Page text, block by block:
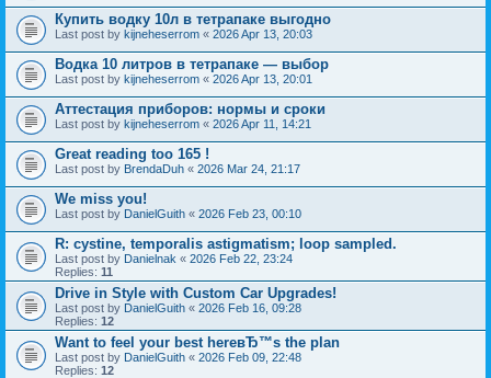
Купить водку 10л в тетрапаке выгодно
Last post by kijneheserrom « 2026 Apr 13, 20:03
Водка 10 литров в тетрапаке — выбор
Last post by kijneheserrom « 2026 Apr 13, 20:01
Аттестация приборов: нормы и сроки
Last post by kijneheserrom « 2026 Apr 11, 14:21
Great reading too 165 !
Last post by BrendaDuh « 2026 Mar 24, 21:17
We miss you!
Last post by DanielGuith « 2026 Feb 23, 00:10
R: cystine, temporalis astigmatism; loop sampled.
Last post by Danielnak « 2026 Feb 22, 23:24
Replies: 11
Drive in Style with Custom Car Upgrades!
Last post by DanielGuith « 2026 Feb 16, 09:28
Replies: 12
Want to feel your best hereвЂ™s the plan
Last post by DanielGuith « 2026 Feb 09, 22:48
Replies: 12